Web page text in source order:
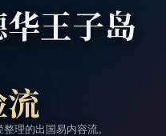
王子岛
理的出国易内容流。